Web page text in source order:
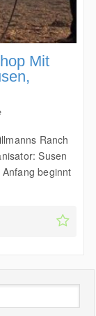
Mit
Ranch
Susen
beginnt